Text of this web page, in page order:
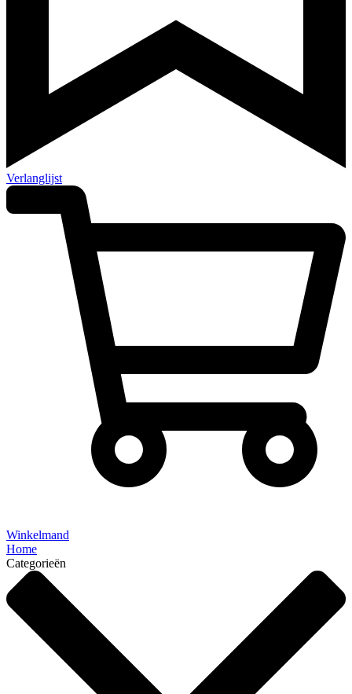
Verlanglijst
Winkelmand
Home
Categorieën